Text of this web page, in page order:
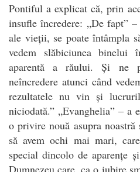
Pontiful a explicat că, prin
insufle încredere: „De fapt”
ale vieții, se poate întâmpla
vedem slăbiciunea binelui
aparentă a răului. Și ne
neîncredere atunci când
rezultatele nu vin și
niciodată.” „Evanghelia” – a
o privire nouă asupra
să avem ochi mai mari,
special dincolo de aparențe
Dumnezeu care, ca o iubire